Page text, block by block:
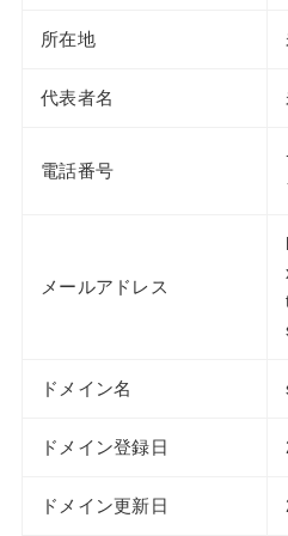
所在地
代表者名
電話番号
メールアドレス
ドメイン名
ドメイン登録日
ドメイン更新日